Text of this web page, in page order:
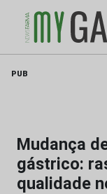
PUB
Mudança
gástrico:
qualidade